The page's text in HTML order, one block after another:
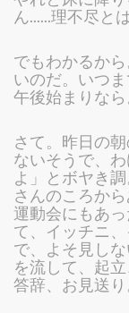
ん......理不尽と
でもわかるか
いのだ。いつ
午後始まりなら
さて。昨日の
ないそうで、
よ」とボヤき
さんのころか
運動会にもあ
て、イッチニ
で、よそ見し
を流して、起
答辞、お見送